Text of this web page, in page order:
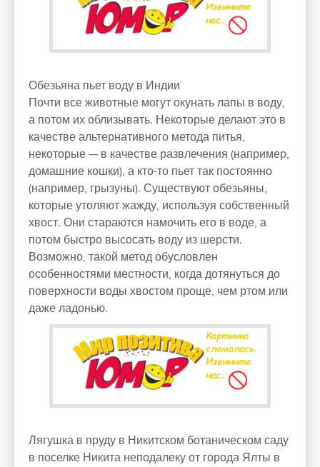
Обезьяна пьет воду в Индии
Почти все животные могут окунать лапы в воду,
а потом их облизывать. Некоторые делают это в
качестве альтернативного метода питья,
некоторые — в качестве развлечения (например,
домашние кошки), а кто-то пьет так постоянно
(например, грызуны). Существуют обезьяны,
которые утоляют жажду, используя собственный
хвост. Они стараются намочить его в воде, а
потом быстро высосать воду из шерсти.
Возможно, такой метод обусловлен
особенностями местности, когда дотянуться до
поверхности воды хвостом проще, чем ртом или
даже ладонью.
Лягушка в пруду в Никитском ботаническом саду
в поселке Никита неподалеку от города Ялты в